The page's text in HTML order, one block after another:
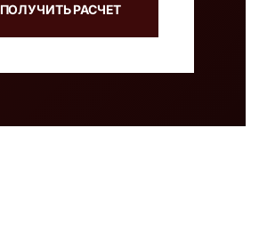
ПОЛУЧИТЬ РАСЧЕТ